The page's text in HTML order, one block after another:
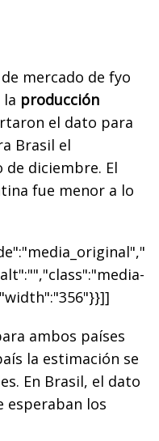
mercado de fyo
producción
el dato para
Brasil el
diciembre. El
fue menor a lo
ambos países
la estimación se
En Brasil, el dato
esperaban los